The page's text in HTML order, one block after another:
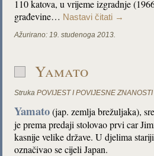
110 katova, u vrijeme izgradnje
građevine… Nastavi čitati →
Ažurirano: 19. studenoga 2013.
Yamato
Struka POVIJEST I POVIJESNE ZNANOSTI
Yamato(jap. zemlja brežuljaka),
je prema predaji stolovao prvi car
kasnije velike države. U djelima
označivao se cijeli Japan.